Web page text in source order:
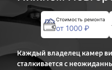
Стоимость ремонта
от 1000 ₽
Каждый владелец камер
сталкивается с